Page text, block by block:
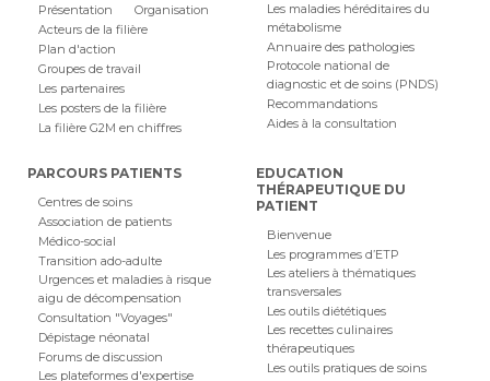
Présentation
Organisation
Acteurs de la filière
Plan d'action
Groupes de travail
Les partenaires
Les posters de la filière
La filière G2M en chiffres
Les maladies héréditaires du
métabolisme
Annuaire des pathologies
Protocole national de
diagnostic et de soins (PNDS)
Recommandations
Aides à la consultation
PARCOURS PATIENTS
Centres de soins
Association de patients
Médico-social
Transition ado-adulte
Urgences et maladies à risque
aigu de décompensation
Consultation "Voyages"
Dépistage néonatal
Forums de discussion
Les plateformes d'expertise
EDUCATION
THÉRAPEUTIQUE DU
PATIENT
Bienvenue
Les programmes d’ETP
Les ateliers à thématiques
transversales
Les outils diététiques
Les recettes culinaires
thérapeutiques
Les outils pratiques de soins